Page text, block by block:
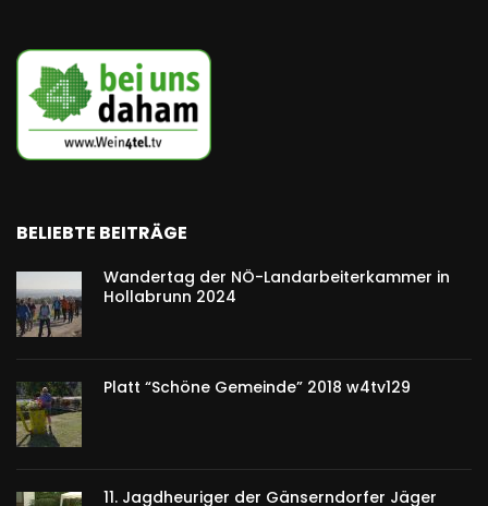
BELIEBTE BEITRÄGE
Wandertag der NÖ-Landarbeiterkammer in
Hollabrunn 2024
Platt “Schöne Gemeinde” 2018 w4tv129
11. Jagdheuriger der Gänserndorfer Jäger